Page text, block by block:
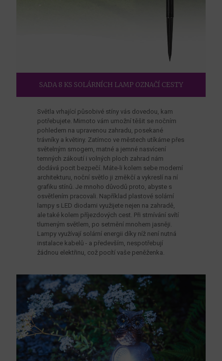
SADA 8 KS SOLÁRNÍCH LAMP OZNAČÍ CESTY
Světla vrhající působivé stíny vás dovedou, kam
potřebujete. Mimoto vám umožní těšit se nočním
pohledem na upravenou zahradu, posekané
trávníky a květiny. Zatímco ve městech utíkáme přes
světelným smogem, matné a jemné nasvícení
temných zákoutí i volných ploch zahrad nám
dodává pocit bezpečí. Máte-li kolem sebe moderní
architekturu, noční světlo ji změkčí a vykreslí na ní
grafiku stínů. Je mnoho důvodů proto, abyste s
osvětlením pracovali. Například plastové solární
lampy s LED diodami využijete nejen na zahradě,
ale také kolem příjezdových cest. Při stmívání svítí
tlumeným světlem, po setmění mnohem jasněji.
Lampy využívají solární energii díky níž není nutná
instalace kabelů - a především, nespotřebují
žádnou elektřinu, což pocítí vaše peněženka.